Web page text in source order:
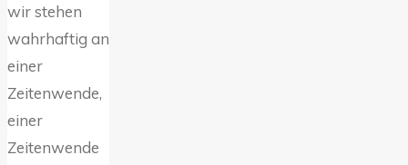
wir stehen
wahrhaftig an
einer
Zeitenwende,
einer
Zeitenwende